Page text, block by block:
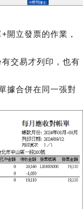
開立發票的作業，
交易才列印，也有
據合併在同一張對